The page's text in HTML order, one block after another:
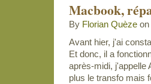
Macbook,
By Florian Quèze
Avant hier, j'ai
Et donc, il a
après-midi, j'appelle
plus le transfo mais